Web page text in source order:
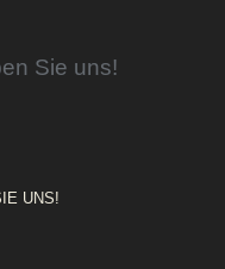
Sie uns!
UNS!